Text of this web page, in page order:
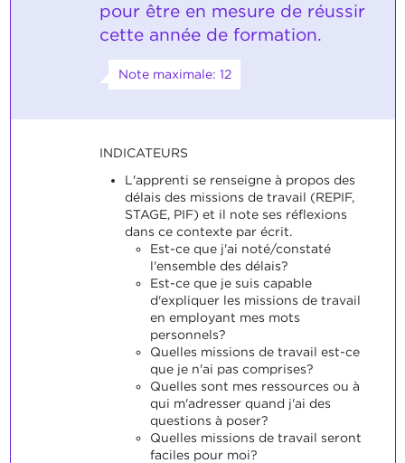
pour être en mesure de réussir
cette année de formation.
Note maximale: 12
INDICATEURS
L'apprenti se renseigne à propos des
délais des missions de travail (REPIF,
STAGE, PIF) et il note ses réflexions
dans ce contexte par écrit.
Est-ce que j'ai noté/constaté
l'ensemble des délais?
Est-ce que je suis capable
d'expliquer les missions de travail
en employant mes mots
personnels?
Quelles missions de travail est-ce
que je n'ai pas comprises?
Quelles sont mes ressources ou à
qui m'adresser quand j'ai des
questions à poser?
Quelles missions de travail seront
faciles pour moi?